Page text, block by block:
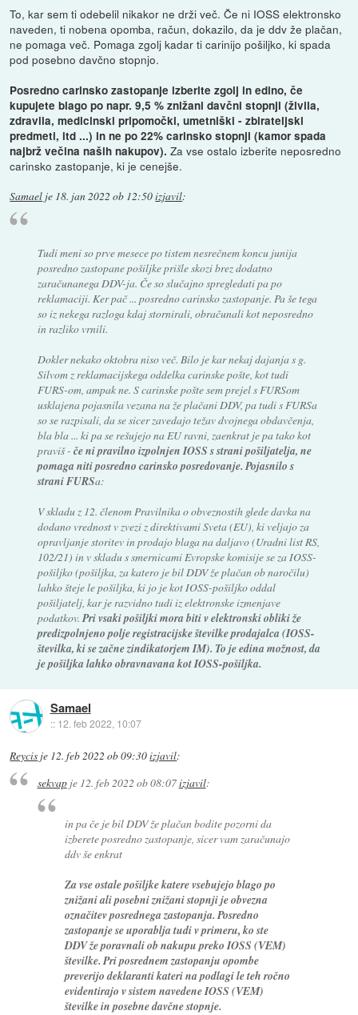
To, kar sem ti odebelil nikakor ne drži več. Če ni IOSS elektronsko
naveden, ti nobena opomba, račun, dokazilo, da je ddv že plačan,
ne pomaga več. Pomaga zgolj kadar ti carinijo pošiljko, ki spada
pod posebno davčno stopnjo.
Posredno carinsko zastopanje izberite zgolj in edino, če
kupujete blago po napr. 9,5 % znižani davčni stopnji (živila,
zdravila, medicinski pripomočki, umetniški - zbirateljski
predmeti, itd ...) in ne po 22% carinsko stopnji (kamor spada
najbrž večina naših nakupov). Za vse ostalo izberite neposredno
carinsko zastopanje, ki je cenejše.
Samael je 18. jan 2022 ob 12:50izjavil:
Tudi meni so prve mesece po tistem nesrečnem koncu junija
posredno zastopane pošiljke prišle skozi brez dodatno
zaračunanega DDV-ja. Če so slučajno spregledati pa po
reklamaciji. Ker pač ... posredno carinsko zastopanje. Pa še tega
so iz nekega razloga kdaj stornirali, obračunali kot neposredno
in razliko vrnili.
Dokler nekako oktobra niso več. Bilo je kar nekaj dajanja s g.
Silvom z reklamacijskega oddelka carinske pošte, kot tudi
FURS-om, ampak ne. S carinske pošte sem prejel s FURSom
usklajena pojasnila vezana na že plačani DDV, pa tudi s FURSa
so se razpisali, da se sicer zavedajo težav dvojnega obdavčenja,
bla bla ... ki pa se rešujejo na EU ravni, zaenkrat je pa tako kot
praviš - če ni pravilno izpolnjen IOSS s strani pošiljatelja, ne
pomaga niti posredno carinsko posredovanje. Pojasnilo s
strani FURSa:
V skladu z 12. členom Pravilnika o obveznostih glede davka na
dodano vrednost v zvezi z direktivami Sveta (EU), ki veljajo za
opravljanje storitev in prodajo blaga na daljavo (Uradni list RS,
102/21) in v skladu s smernicami Evropske komisije se za IOSS-
pošiljko (pošiljka, za katero je bil DDV že plačan ob naročilu)
lahko šteje le pošiljka, ki jo je kot IOSS-pošiljko oddal
pošiljatelj, kar je razvidno tudi iz elektronske izmenjave
podatkov. Pri vsaki pošiljki mora biti v elektronski obliki že
predizpolnjeno polje registracijske številke prodajalca (IOSS-
številka, ki se začne zindikatorjem IM). To je edina možnost, da
je pošiljka lahko obravnavana kot IOSS-pošiljka.
Samael
:: 12. feb 2022, 10:07
Reycis je 12. feb 2022 ob 09:30izjavil:
sekvapje 12. feb 2022 ob 08:07izjavil:
in pa če je bil DDV že plačan bodite pozorni da
izberete posredno zastopanje, sicer vam zaračunajo
ddv še enkrat
Za vse ostale pošiljke katere vsebujejo blago po
znižani ali posebni znižani stopnji je obvezna
označitev posrednega zastopanja. Posredno
zastopanje se uporablja tudi v primeru, ko ste
DDV že poravnali ob nakupu preko IOSS (VEM)
številke. Pri posrednem zastopanju opombe
preverijo deklaranti kateri na podlagi le teh ročno
evidentirajo v sistem navedene IOSS (VEM)
številke in posebne davčne stopnje.